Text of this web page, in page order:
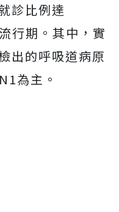
診比例達
行期。其中，實
出的呼吸道病原
為主。